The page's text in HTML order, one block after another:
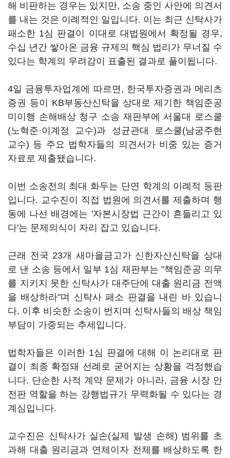
해 비판하는 경우는 있지만, 소송 중인 사안에 의견서
를 내는 것은 이례적인 일입니다. 이는 최근 신탁사가
패소한 1심 판결이 이대로 대법원에서 확정될 경우,
수십 년간 쌓아온 금융 규제의 핵심 법리가 무너질 수
있다는 학계의 우려감이 표출된 결과로 풀이됩니다.
4일 금융투자업계에 따르면, 한국투자증권과 메리츠
증권 등이 KB부동산신탁을 상대로 제기한 책임준공
미이행 손해배상 청구 소송 재판부에 서울대 로스쿨
(노혁준·이계정 교수)과 성균관대 로스쿨(남궁주현
교수) 등 주요 법학자들의 의견서가 비중 있는 증거
자료로 제출됐습니다.
이번 소송전의 최대 화두는 단연 학계의 이례적 등판
입니다. 교수진이 직접 법원에 의견서를 제출하며 행
동에 나선 배경에는 '자본시장법 근간이 흔들리고 있
다'는 문제의식이 자리 잡고 있습니다.
근래 전국 23개 새마을금고가 신한자산신탁을 상대
로 낸 소송 등에서 일부 1심 재판부는 "책임준공 의무
를 지키지 못한 신탁사가 대주단에 대출 원리금 전액
을 배상하라"며 신탁사 패소 판결을 내린 바 있습니
다. 이후 비슷한 소송이 번지며 신탁사들의 배상 책임
부담이 가중되는 추세입니다.
법학자들은 이러한 1심 판결에 대해 이 논리대로 판
결이 최종 확정돼 선례로 굳어지는 상황을 걱정했습
니다. 단순한 사적 계약 문제가 아니라, 금융 시장 안
전판 역할을 하는 강행법규가 무력화될 수 있다는 경
계심입니다.
교수진은 신탁사가 실손(실제 발생 손해) 범위를 초
과해 대출 원리금과 연체이자 전체를 배상하도록 한